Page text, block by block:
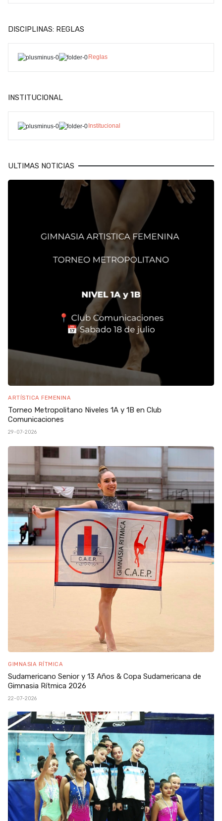
DISCIPLINAS: REGLAS
Reglas
INSTITUCIONAL
Institucional
ULTIMAS NOTICIAS
ARTÍSTICA FEMENINA
Torneo Metropolitano Niveles 1A y 1B en Club
Comunicaciones
29-07-2026
GIMNASIA RÍTMICA
Sudamericano Senior y 13 Años & Copa Sudamericana de
Gimnasia Rítmica 2026
22-07-2026